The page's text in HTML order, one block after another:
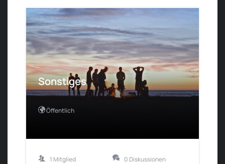
Sonstiges
Öffentlich
1 Mitglied
0 Diskussionen